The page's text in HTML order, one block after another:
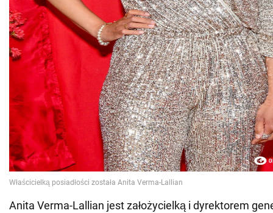
Anita Verma-Lallian jest założycielką i dyrektorem